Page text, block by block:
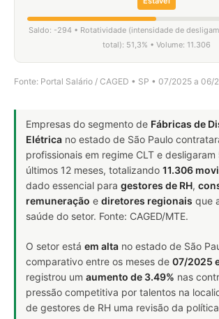
Saldo: -294 • Rotatividade (intensidade de
total): 51,3% • Volume: 11.306
Fonte: Portal Salário / CAGED • SP • 07/2025 a 06/
Empresas do segmento de Fábricas de
Elétrica no estado de São Paulo
profissionais em regime CLT e desligaram
últimos 12 meses, totalizando 11.306
dado essencial para gestores de RH,
remuneração e diretores regionais que
saúde do setor. Fonte: CAGED/MTE.
O setor está em alta no estado de São
comparativo entre os meses de 07/2025
registrou um aumento de 3.49% nas
pressão competitiva por talentos na
de gestores de RH uma revisão da